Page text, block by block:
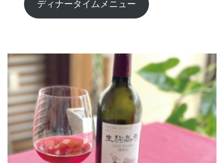
ディナータイムメニュー